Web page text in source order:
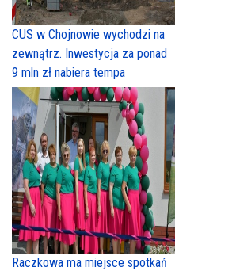
CUS w Chojnowie wychodzi na
zewnątrz. Inwestycja za ponad
9 mln zł nabiera tempa
Raczkowa ma miejsce spotkań